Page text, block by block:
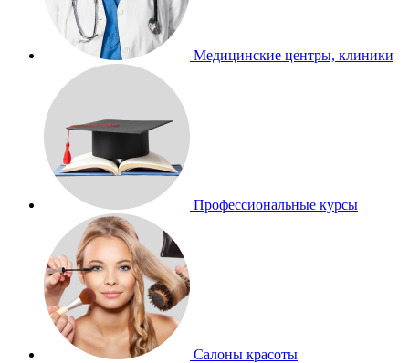
Медицинские центры, клиники
Профессиональные курсы
Салоны красоты